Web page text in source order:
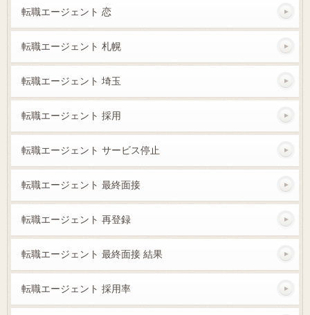
転職エージェント 恋
転職エージェント 札幌
転職エージェント 埼玉
転職エージェント 採用
転職エージェント サービス停止
転職エージェント 最終面接
転職エージェント 再登録
転職エージェント 最終面接 結果
転職エージェント 採用率